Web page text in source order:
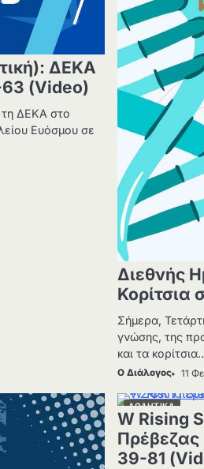
ΔΕΚΑ
(Video)
ΔΕΚΑ στο
Ευόσμου σε
Διεθνής
Κορίτσια
Σήμερα,
γνώσης, της
και τα
Ο Διάλογος 11
ΑΘΛΗΤΙΚΑ
W Rising
39-81